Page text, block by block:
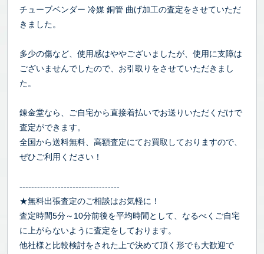
チューブベンダー 冷媒 銅管 曲げ加工の査定をさせていただ
きました。
多少の傷など、使用感はややございましたが、使用に支障は
ございませんでしたので、お引取りをさせていただきまし
た。
錬金堂なら、ご自宅から直接着払いでお送りいただくだけで
査定ができます。
全国から送料無料、高額査定にてお買取しておりますので、
ぜひご利用ください！
----------------------------------
★無料出張査定のご相談はお気軽に！
査定時間5分～10分前後を平均時間として、なるべくご自宅
に上がらないように査定をしております。
他社様と比較検討をされた上で決めて頂く形でも大歓迎で